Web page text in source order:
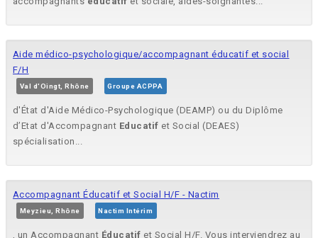
Aide médico-psychologique/accompagnant éducatif et social
F/H
Val d'Oingt, Rhône Groupe ACPPA
d'État d'Aide Médico-Psychologique (DEAMP) ou du Diplôme
d’Etat d'Accompagnant Educatif et Social (DEAES)
spécialisation...
Accompagnant Éducatif et Social H/F - Nactim
Meyzieu, Rhône Nactim Intérim
, un Accompagnant Éducatif et Social H/F. Vous interviendrez au